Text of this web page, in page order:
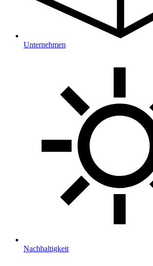
Unternehmen
Nachhaltigkeit